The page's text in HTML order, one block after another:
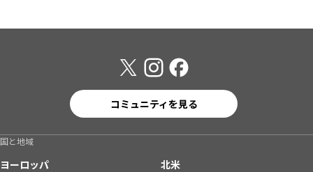
コミュニティを見る
国と地域
ヨーロッパ
北米